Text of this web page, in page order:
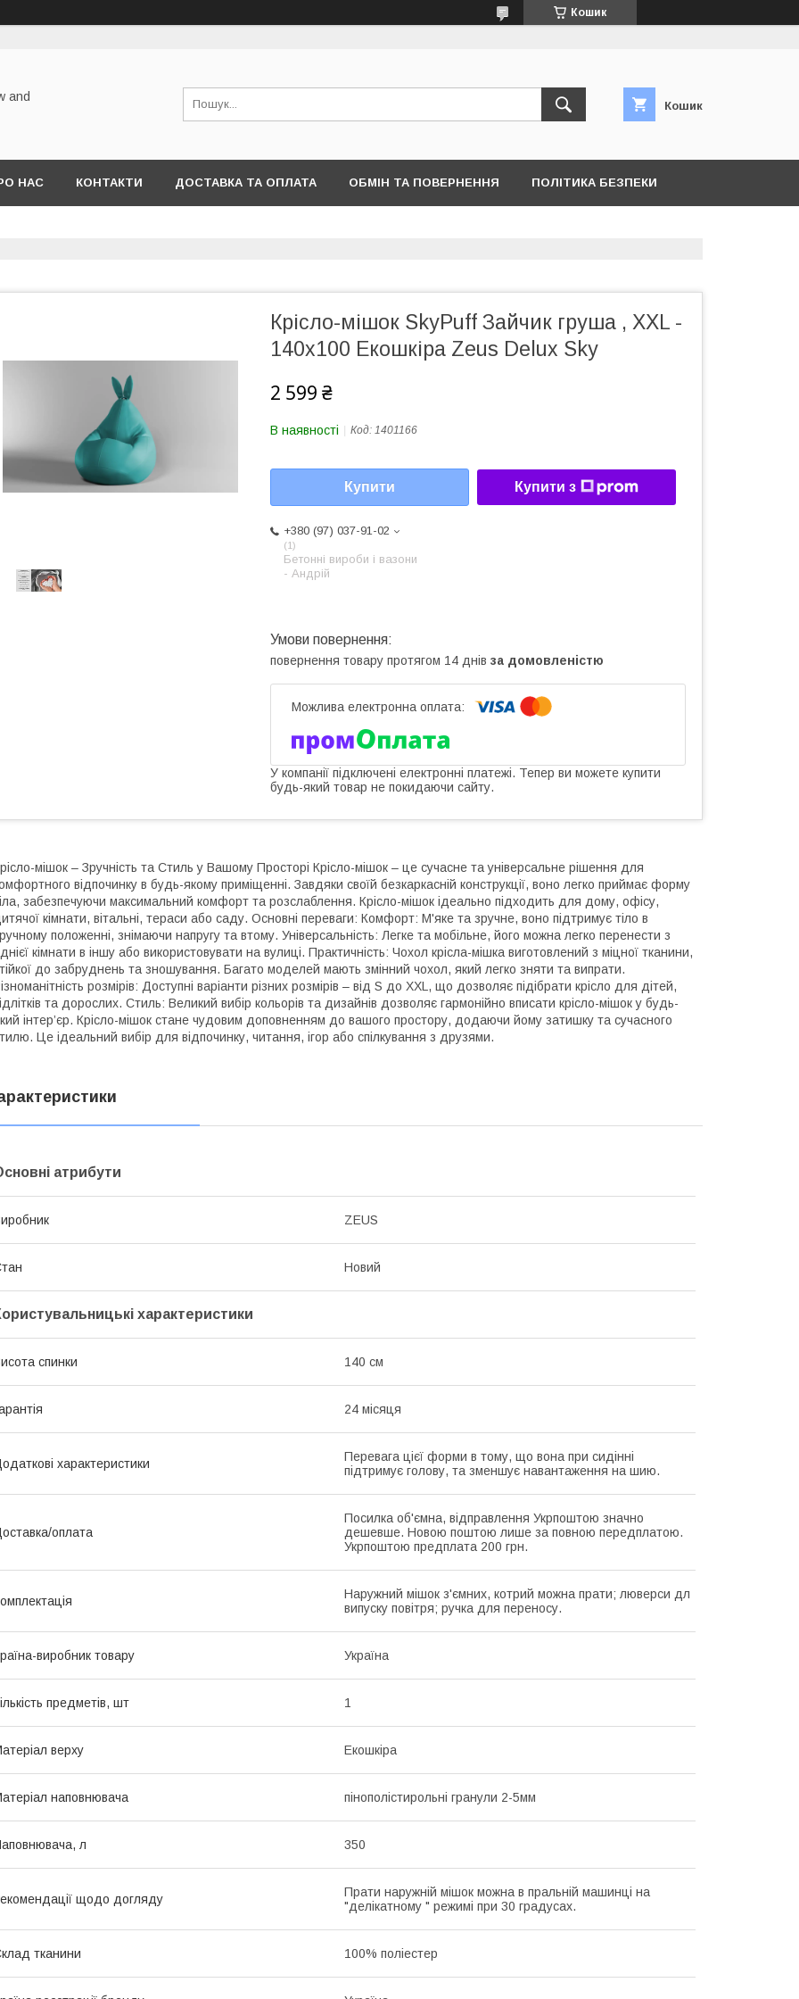
Кошик
and
Кошик
НАС КОНТАКТИ ДОСТАВКА ТА ОПЛАТА ОБМІН ТА ПОВЕРНЕННЯ ПОЛІТИКА БЕЗПЕКИ
Крісло-мішок SkyPuff Зайчик груша , XXL -
140х100 Екошкіра Zeus Delux Sky
2 599 ₴
В наявності Код: 1401166
Купити Купити з
+380 (97) 037-91-02
1
Бетонні вироби і вазони
- Андрій
повернення товару протягом 14 днів за домовленістю
У компанії підключені електронні платежі. Тепер ви можете купити
будь-який товар не покидаючи сайту.
мішок – Зручність та Стиль у Вашому Просторі Крісло-мішок – це сучасне та універсальне рішення для
відпочинку в будь-якому приміщенні. Завдяки своїй безкаркасній конструкції, воно легко приймає форму
забезпечуючи максимальний комфорт та розслаблення. Крісло-мішок ідеально підходить для дому, офісу,
кімнати, вітальні, тераси або саду. Основні переваги: Комфорт: М'яке та зручне, воно підтримує тіло в
положенні, знімаючи напругу та втому. Універсальність: Легке та мобільне, його можна легко перенести з
кімнати в іншу або використовувати на вулиці. Практичність: Чохол крісла-мішка виготовлений з міцної тканини,
до забруднень та зношування. Багато моделей мають змінний чохол, який легко зняти та випрати.
розмірів: Доступні варіанти різних розмірів – від S до XXL, що дозволяє підібрати крісло для дітей,
та дорослих. Стиль: Великий вибір кольорів та дизайнів дозволяє гармонійно вписати крісло-мішок у будь-
інтер’єр. Крісло-мішок стане чудовим доповненням до вашого простору, додаючи йому затишку та сучасного
Це ідеальний вибір для відпочинку, читання, ігор або спілкування з друзями.
атрибути
ZEUS
Новий
характеристики
спинки 140 см
24 місяця
характеристики
Перевага цієї форми в тому, що вона при сидінні
підтримує голову, та зменшує навантаження на шию.
оплата
Посилка об'ємна, відправлення Укрпоштою значно
дешевше. Новою поштою лише за повною передплатою.
Укрпоштою предплата 200 грн.
Наружний мішок з'ємних, котрий можна прати; люверси дл
випуску повітря; ручка для переносу.
виробник товару Україна
предметів, шт 1
верху Екошкіра
наповнювача пінополістирольні гранули 2-5мм
л 350
щодо догляду
Прати наружній мішок можна в пральній машинці на
"делікатному " режимі при 30 градусах.
тканини 100% поліестер